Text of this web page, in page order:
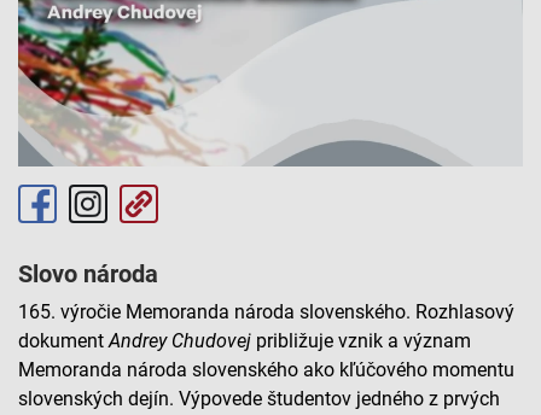
Slovo národa
165. výročie Memoranda národa slovenského. Rozhlasový
dokumentAndrey Chudovej približuje vznik a význam
Memoranda národa slovenského ako kľúčového momentu
slovenských dejín. Výpovede študentov jedného z prvých